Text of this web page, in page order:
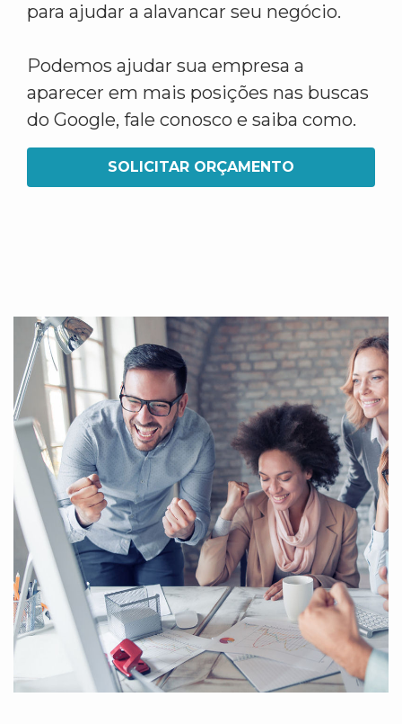
para ajudar a alavancar seu negócio.
Podemos ajudar sua empresa a
aparecer em mais posições nas buscas
do Google, fale conosco e saiba como.
SOLICITAR ORÇAMENTO